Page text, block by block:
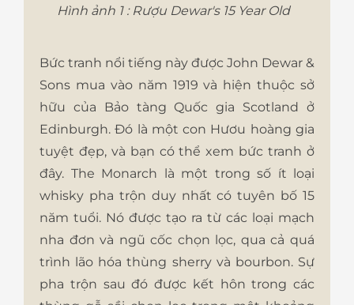
Hình ảnh 1 : Rượu Dewar's 15 Year Old
Bức tranh nổi tiếng này được John Dewar &
Sons mua vào năm 1919 và hiện thuộc sở
hữu của Bảo tàng Quốc gia Scotland ở
Edinburgh. Đó là một con Hươu hoàng gia
tuyệt đẹp, và bạn có thể xem bức tranh ở
đây. The Monarch là một trong số ít loại
whisky pha trộn duy nhất có tuyên bố 15
năm tuổi. Nó được tạo ra từ các loại mạch
nha đơn và ngũ cốc chọn lọc, qua cả quá
trình lão hóa thùng sherry và bourbon. Sự
pha trộn sau đó được kết hôn trong các